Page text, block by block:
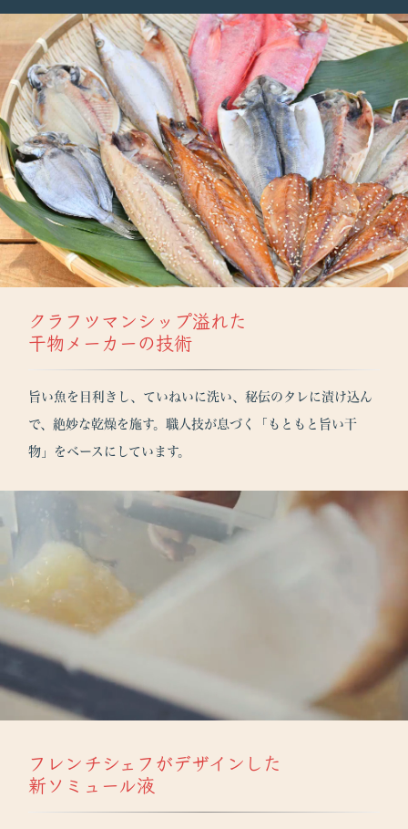
クラフツマンシップ溢れた
干物メーカーの技術
旨い魚を目利きし、ていねいに洗い、秘伝のタレに漬け込ん
で、絶妙な乾燥を施す。職人技が息づく「もともと旨い干
物」をベースにしています。
フレンチシェフがデザインした
新ソミュール液